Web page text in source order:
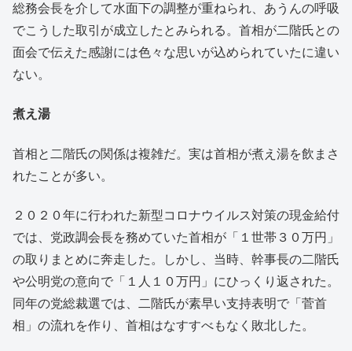
総務会長を介して水面下の調整が重ねられ、あうんの呼吸
でこうした取引が成立したとみられる。首相が二階氏との
面会で伝えた感謝には色々な思いが込められていたに違い
ない。
煮え湯
首相と二階氏の関係は複雑だ。実は首相が煮え湯を飲まさ
れたことが多い。
２０２０年に行われた新型コロナウイルス対策の現金給付
では、党政調会長を務めていた首相が「１世帯３０万円」
の取りまとめに奔走した。しかし、当時、幹事長の二階氏
や公明党の意向で「１人１０万円」にひっくり返された。
同年の党総裁選では、二階氏が素早い支持表明で「菅首
相」の流れを作り、首相はなすすべもなく敗北した。